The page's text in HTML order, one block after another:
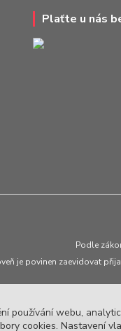
Plaťte u nás
Podle
je povinen zaevidovat
používání webu,
cookies. Nastavení